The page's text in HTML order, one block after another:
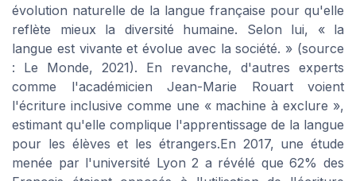
évolution naturelle de la langue française pour qu'elle
reflète mieux la diversité humaine. Selon lui, « la
langue est vivante et évolue avec la société. » (source
: Le Monde, 2021). En revanche, d'autres experts
comme l'académicien Jean-Marie Rouart voient
l'écriture inclusive comme une « machine à exclure »,
estimant qu'elle complique l'apprentissage de la langue
pour les élèves et les étrangers.En 2017, une étude
menée par l'université Lyon 2 a révélé que 62% des